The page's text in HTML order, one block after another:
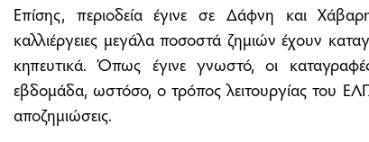
Επίσης, περιοδεία έγινε σε Δάφνη και
καλλιέργειες μεγάλα ποσοστά ζημιών έχουν
κηπευτικά. Όπως έγινε γνωστό, οι
εβδομάδα, ωστόσο, ο τρόπος λειτουργίας του
αποζημιώσεις.